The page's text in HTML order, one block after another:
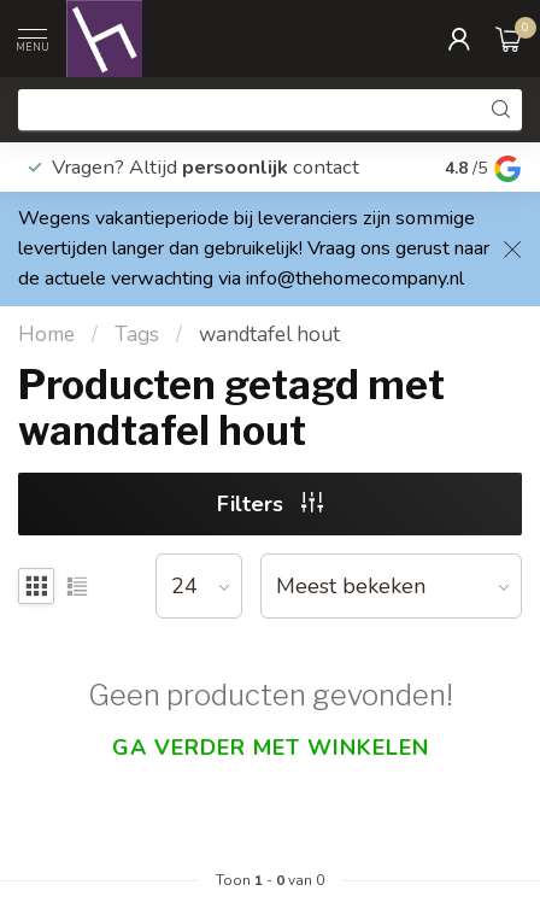
MENU
0
Vragen? Altijd persoonlijk contact Elke dag
4.8 /5
Wegens vakantieperiode bij leveranciers zijn sommige
levertijden langer dan gebruikelijk! Vraag ons gerust naar
de actuele verwachting via info@thehomecompany.nl
Home / Tags / wandtafel hout
Producten getagd met
wandtafel hout
Filters
Geen producten gevonden!
GA VERDER MET WINKELEN
Toon 1 - 0van 0